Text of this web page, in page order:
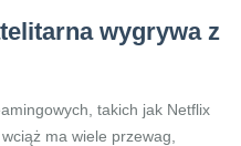
wygrywa z
takich jak Netflix
ma wiele przewag,